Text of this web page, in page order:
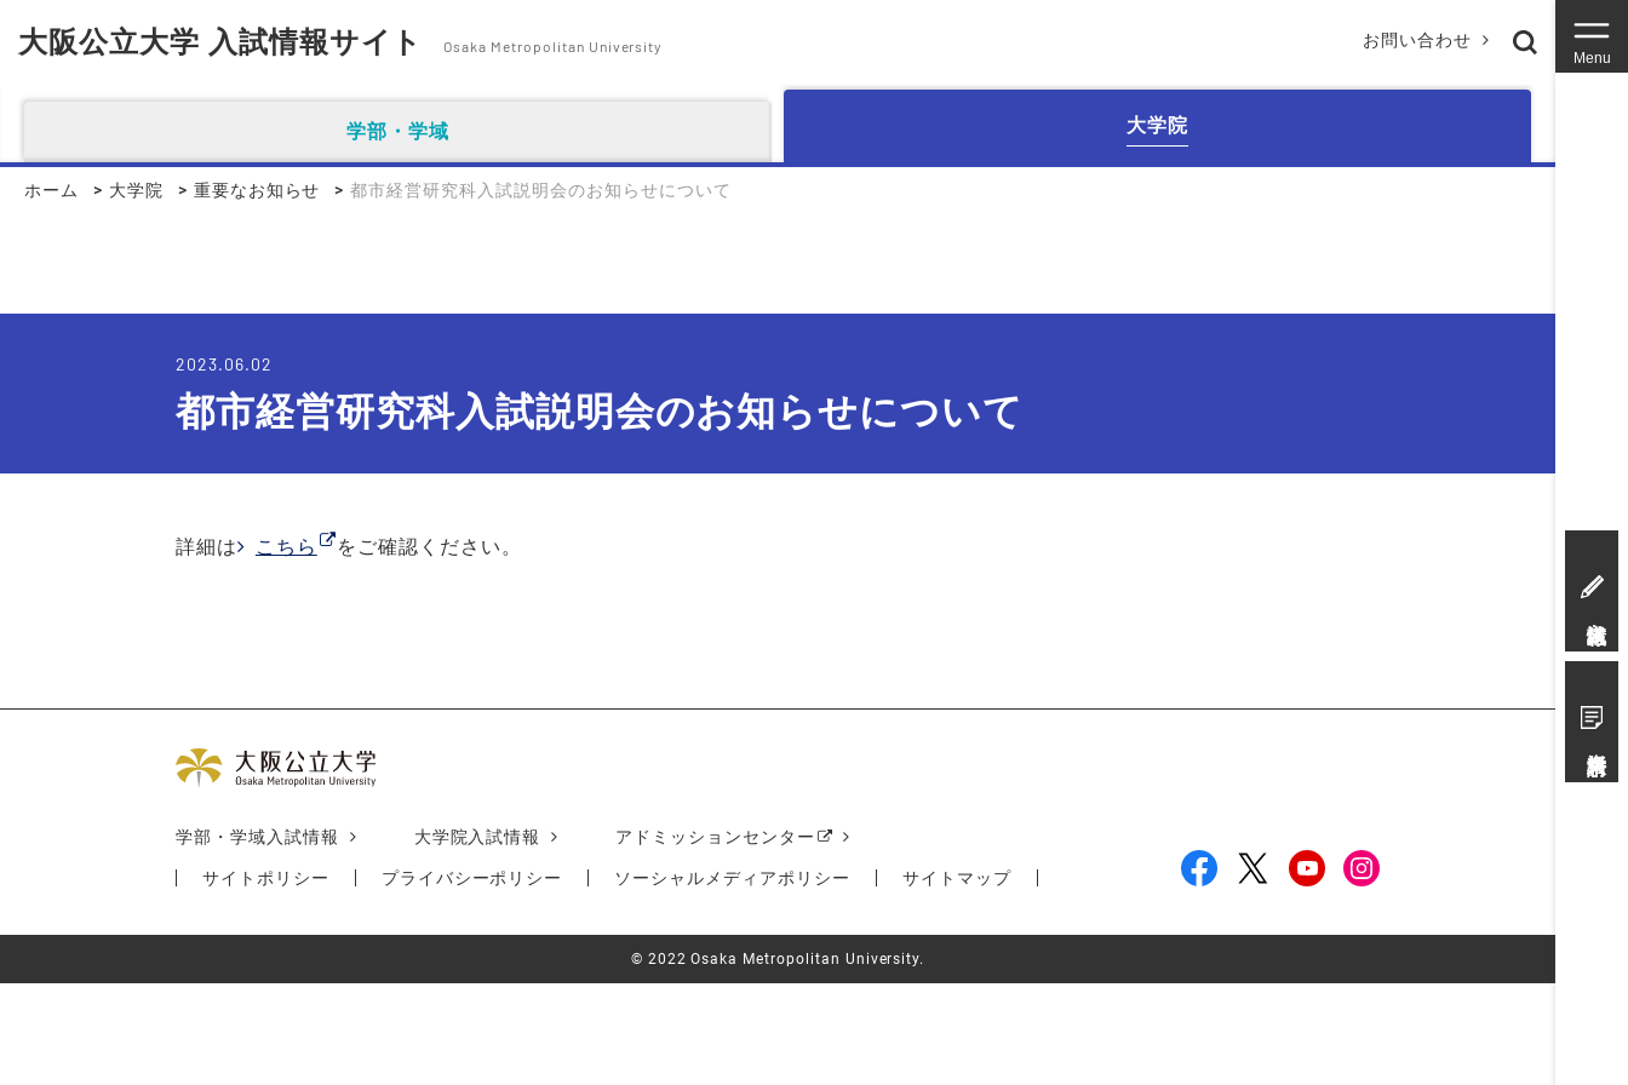
大阪公立大学 入試情報サイト Osaka Metropolitan University お問い合わせ
Menu
学部・学域 大学院
ホーム 大学院 重要なお知らせ 都市経営研究科入試説明会のお知らせについて
2023.06.02
都市経営研究科入試説明会のお知らせについて
詳細は こちら をご確認ください。
学部・学域入試情報 大学院入試情報 アドミッションセンター
サイトポリシー プライバシーポリシー ソーシャルメディアポリシー サイトマップ
© 2022 Osaka Metropolitan University.